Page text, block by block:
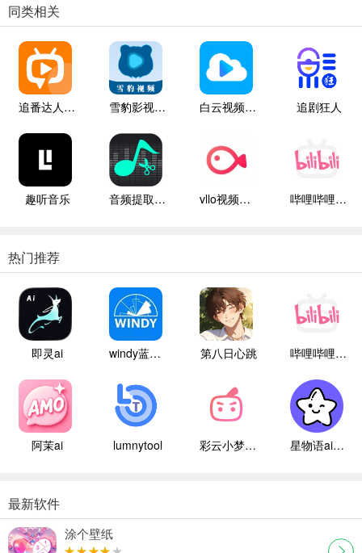
同类相关
追番达人纯净版 雪豹影视大全 白云视频追剧 追剧狂人
趣听音乐 音频提取管家 vllo视频剪辑 哔哩哔哩白色版
热门推荐
即灵ai windy蓝色气象 第八日心跳 哔哩哔哩白色版
阿茉ai lumnytool 彩云小梦国际版 星物语ai聊天
最新软件
涂个壁纸